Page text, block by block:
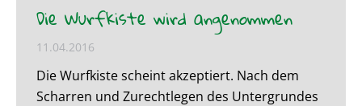
Die Wurfkiste wird angenommen
11.04.2016
Die Wurfkiste scheint akzeptiert. Nach dem
Scharren und Zurechtlegen des Untergrundes